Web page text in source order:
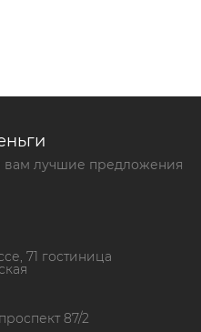
лучшие предложения
71 гостиница
87/2